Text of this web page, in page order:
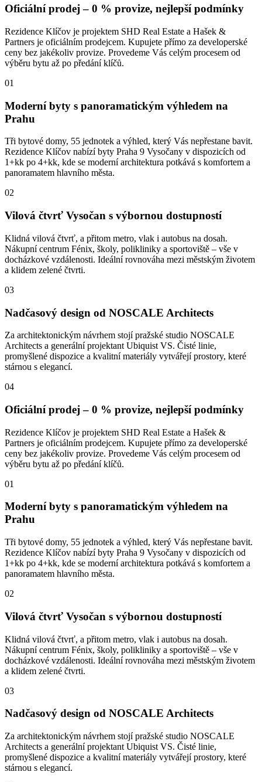
Oficiální prodej – 0 % provize, nejlepší podmínky
Rezidence Klíčov je projektem SHD Real Estate a Hašek &
Partners je oficiálním prodejcem. Kupujete přímo za developerské
ceny bez jakékoliv provize. Provedeme Vás celým procesem od
výběru bytu až po předání klíčů.
01
Moderní byty s panoramatickým výhledem na
Prahu
Tři bytové domy, 55 jednotek a výhled, který Vás nepřestane bavit.
Rezidence Klíčov nabízí byty Praha 9 Vysočany v dispozicích od
1+kk po 4+kk, kde se moderní architektura potkává s komfortem a
panoramatem hlavního města.
02
Vilová čtvrť Vysočan s výbornou dostupností
Klidná vilová čtvrť, a přitom metro, vlak i autobus na dosah.
Nákupní centrum Fénix, školy, polikliniky a sportoviště – vše v
docházkové vzdálenosti. Ideální rovnováha mezi městským životem
a klidem zelené čtvrti.
03
Nadčasový design od NOSCALE Architects
Za architektonickým návrhem stojí pražské studio NOSCALE
Architects a generální projektant Ubiquist VS. Čisté linie,
promyšlené dispozice a kvalitní materiály vytvářejí prostory, které
stárnou s elegancí.
04
Oficiální prodej – 0 % provize, nejlepší podmínky
Rezidence Klíčov je projektem SHD Real Estate a Hašek &
Partners je oficiálním prodejcem. Kupujete přímo za developerské
ceny bez jakékoliv provize. Provedeme Vás celým procesem od
výběru bytu až po předání klíčů.
01
Moderní byty s panoramatickým výhledem na
Prahu
Tři bytové domy, 55 jednotek a výhled, který Vás nepřestane bavit.
Rezidence Klíčov nabízí byty Praha 9 Vysočany v dispozicích od
1+kk po 4+kk, kde se moderní architektura potkává s komfortem a
panoramatem hlavního města.
02
Vilová čtvrť Vysočan s výbornou dostupností
Klidná vilová čtvrť, a přitom metro, vlak i autobus na dosah.
Nákupní centrum Fénix, školy, polikliniky a sportoviště – vše v
docházkové vzdálenosti. Ideální rovnováha mezi městským životem
a klidem zelené čtvrti.
03
Nadčasový design od NOSCALE Architects
Za architektonickým návrhem stojí pražské studio NOSCALE
Architects a generální projektant Ubiquist VS. Čisté linie,
promyšlené dispozice a kvalitní materiály vytvářejí prostory, které
stárnou s elegancí.